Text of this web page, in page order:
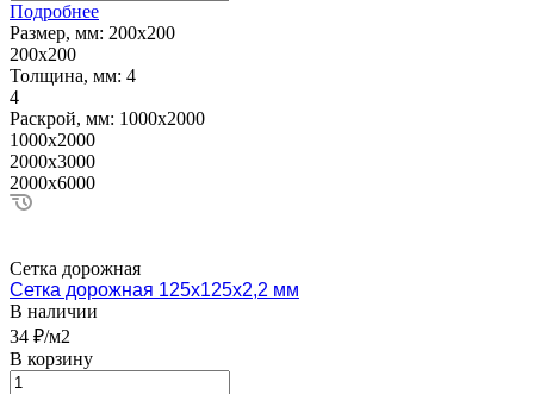
Подробнее
Размер, мм: 200х200
200х200
Толщина, мм: 4
4
Раскрой, мм: 1000х2000
1000х2000
2000х3000
2000х6000
Сетка дорожная
Сетка дорожная 125х125х2,2 мм
В наличии
34 ₽/м2
В корзину